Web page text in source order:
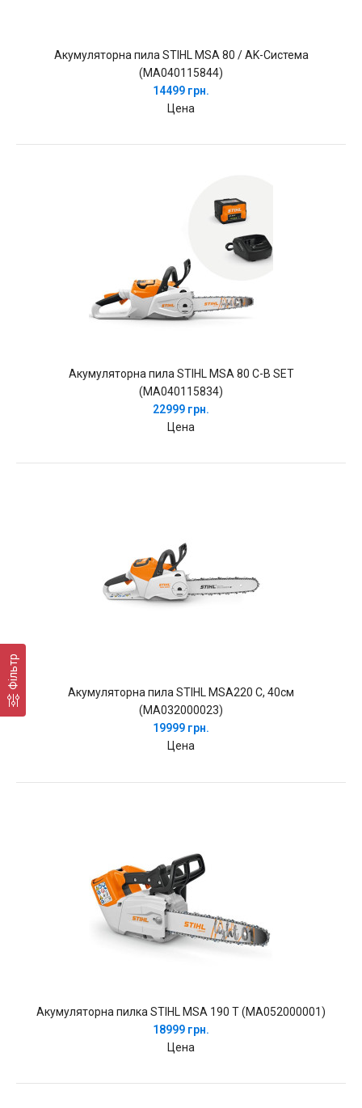
Фільтр
Акумуляторна пила STIHL MSA 80 / AK-Система
(MA040115844)
14499 грн.
Цена
Акумуляторна пила STIHL MSA 80 C-B SET
(MA040115834)
22999 грн.
Цена
Акумуляторна пила STIHL MSA220 C, 40см
(MA032000023)
19999 грн.
Цена
Акумуляторна пилка STIHL MSA 190 T (MA052000001)
18999 грн.
Цена